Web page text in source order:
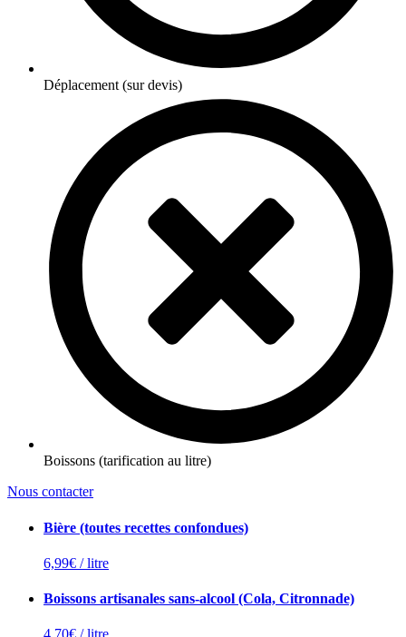
Déplacement (sur devis)
Boissons (tarification au litre)
Nous contacter
Bière (toutes recettes confondues)
6,99€ / litre
Boissons artisanales sans-alcool (Cola, Citronnade)